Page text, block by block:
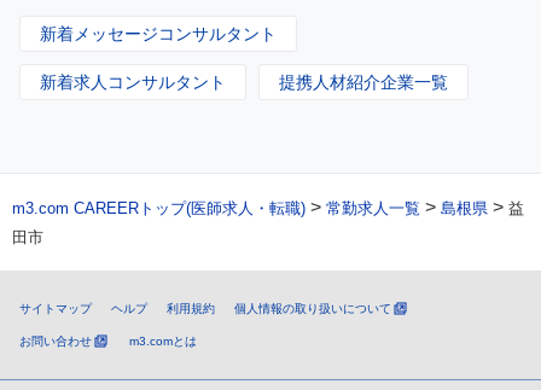
新着メッセージコンサルタント
新着求人コンサルタント 提携人材紹介企業一覧
m3.com CAREERトップ(医師求人・転職) > 常勤求人一覧 > 島根県 > 益
田市
サイトマップ ヘルプ 利用規約 個人情報の取り扱いについて
お問い合わせ m3.comとは